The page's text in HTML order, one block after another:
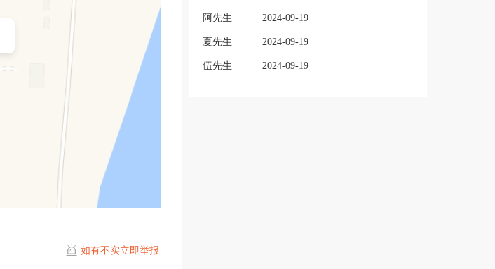
如有不实立即举报
阿先生 2024-09-19
夏先生 2024-09-19
伍先生 2024-09-19